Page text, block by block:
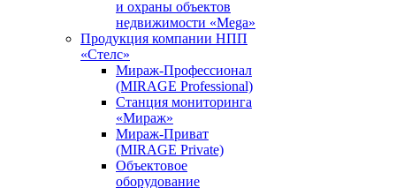
и охраны объектов
недвижимости «Mega»
Продукция компании НПП
«Стелс»
Мираж-Профессионал
(MIRAGE Professional)
Станция мониторинга
«Мираж»
Мираж-Приват
(MIRAGE Private)
Объектовое
оборудование